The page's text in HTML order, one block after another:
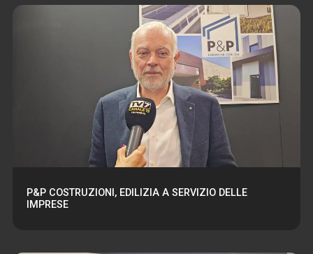
P&P COSTRUZIONI, EDILIZIA A SERVIZIO DELLE
IMPRESE